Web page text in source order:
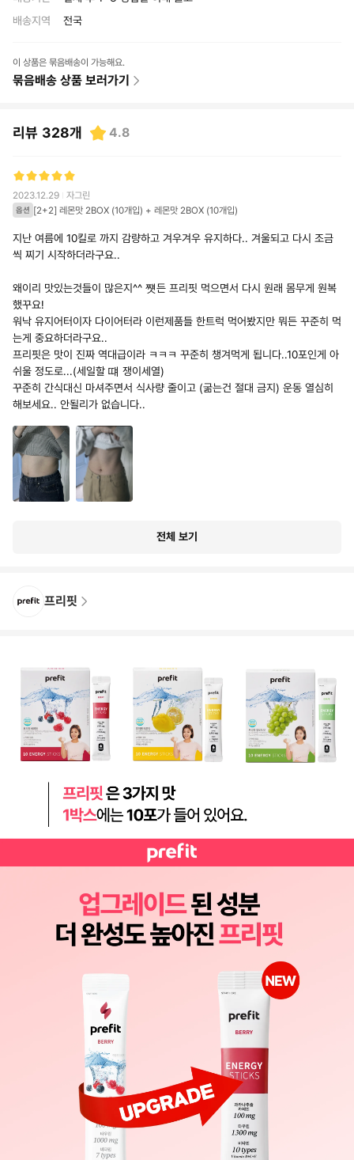
배송지역
전국
이 상품은 묶음배송이 가능해요.
묶음배송 상품 보러가기
리뷰 328개 4.8
2023.12.29 자그린
옵션 [2+2] 레몬맛 2BOX (10개입) + 레몬맛 2BOX (10개입)
지난 여름에 10킬로 까지 감량하고 겨우겨우 유지하다.. 겨울되고 다시 조금
씩 찌기 시작하더라구요..
왜이리 맛있는것들이 많은지^^ 쩃든 프리핏 먹으면서 다시 원래 몸무게 원복
했꾸요!
워낙 유지어터이자 다이어터라 이런제품들 한트럭 먹어봤지만 뭐든 꾸준히 먹
는게 중요하더라구요..
프리핏은 맛이 진짜 역대급이라 ㅋㅋㅋ 꾸준히 챙겨먹게 됩니다..10포인게 아
쉬울 정도로...(세일할 떄 쟁이세열)
꾸준히 간식대신 마셔주면서 식사량 줄이고 (굶는건 절대 금지) 운동 열심히
해보세요.. 안될리가 없습니다..
전체 보기
프리핏